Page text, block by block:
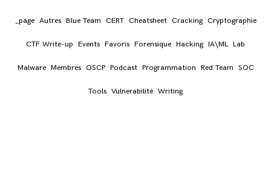
_page Autres Blue Team CERT Cheatsheet Cracking Cryptographie
CTF Write-up Events Favoris Forensique Hacking IA\ML Lab
Malware Membres OSCP Podcast Programmation Red Team SOC
Tools Vulnerabilité Writing